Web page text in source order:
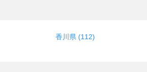
香川県 (112)